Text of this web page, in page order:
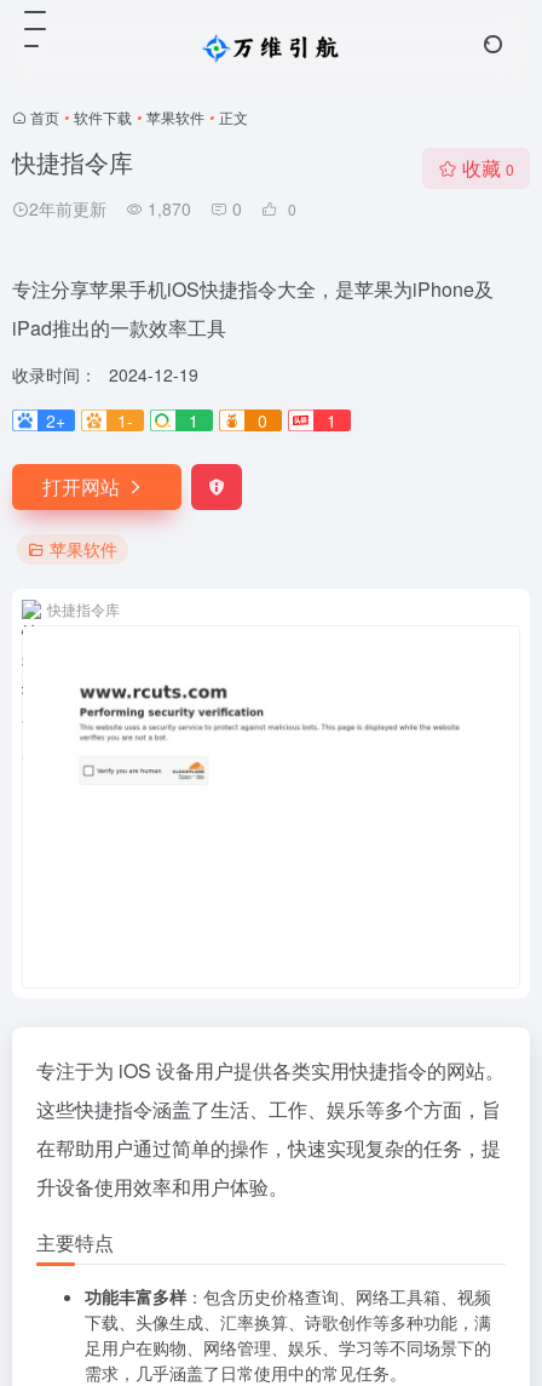
首页 • 软件下载 • 苹果软件 • 正文
快捷指令库
2年前更新 1,870 0 0
收藏 0
专注分享苹果手机iOS快捷指令大全，是苹果为iPhone及
iPad推出的一款效率工具
收录时间：
2024-12-19
2+
1- 1 0 1
打开网站
苹果软件
快捷指令库
专注于为 iOS 设备用户提供各类实用快捷指令的网站。
这些快捷指令涵盖了生活、工作、娱乐等多个方面，旨
在帮助用户通过简单的操作，快速实现复杂的任务，提
升设备使用效率和用户体验。
主要特点
功能丰富多样 ：包含历史价格查询、网络工具箱、视频
下载、头像生成、汇率换算、诗歌创作等多种功能，满
足用户在购物、网络管理、娱乐、学习等不同场景下的
需求，几乎涵盖了日常使用中的常见任务。